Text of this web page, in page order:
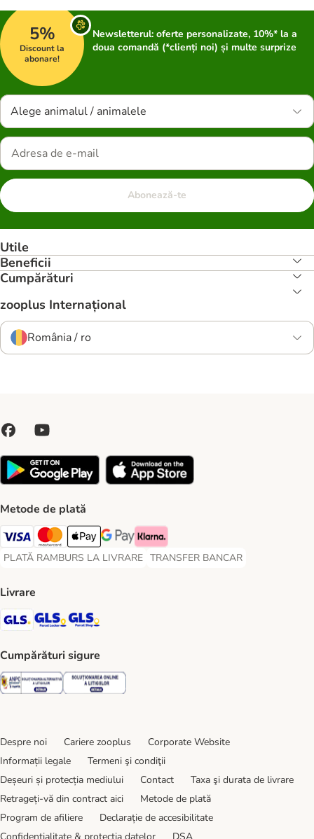
5%
Discount la
abonare!
Newsletterul: oferte personalizate, 10%* la a
doua comandă (*clienți noi) și multe surprize
Alege animalul / animalele
Abonează-te
Utile
Beneficii
Cumpărături
zooplus Internațional
România / ro
Metode de plată
Visa Payment Method
Master Card Payment Method
Apple Pay Payment Method
Google Pay Payment Method
Klarna Payment Method
PLATĂ RAMBURS LA LIVRARE
PLATĂ RAMBURS LA LIVRARE Payment Method
TRANSFER BANCAR
TRANSFER BANCAR Payment
Livrare
GLS Shipping Method
GLS Locker Shipping Method
Cumpărături sigure
Security Security
Despre noi Cariere zooplus
Corporate Website
Informații legale
Termeni şi condiţii
Deșeuri și protecția mediului
Contact
Taxa şi durata de livrare
Retrageți-vă din contract aici
Metode de plată
Program de afiliere
Declarație de accesibilitate